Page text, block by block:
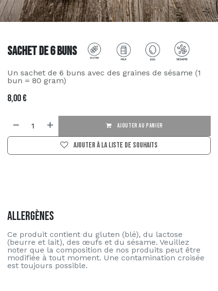
Sachet de 6 buns
Un sachet de 6 buns avec des graines de sésame (1
bun = 80 gram)
8,00€
AJOUTER AU PANIER
Ajouter à la liste de souhaits
Allergènes
Ce produit contient du gluten (blé), du lactose
(beurre et lait), des œufs et du sésame. Veuillez
noter que la composition de nos produits peut être
modifiée à tout moment. Une contamination croisée
est toujours possible.